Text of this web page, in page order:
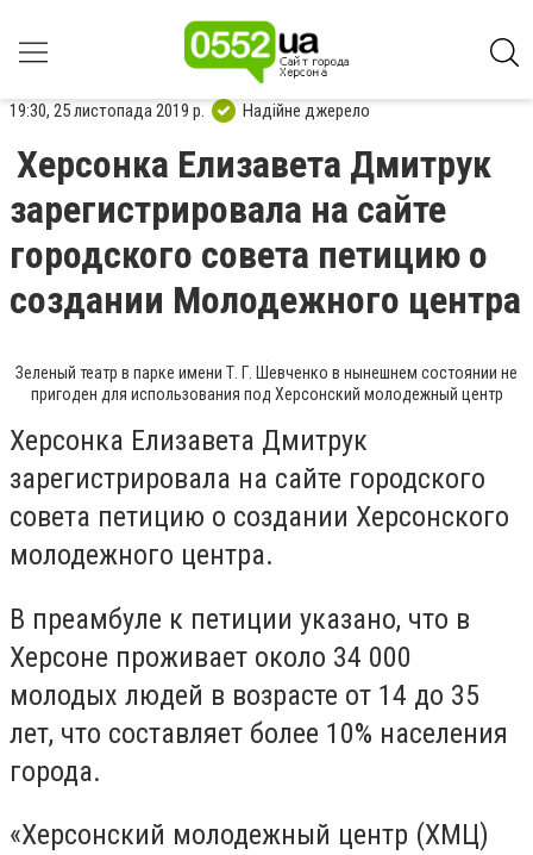
19:30, 25 листопада 2019 р. Надійне джерело
Херсонка Елизавета Дмитрук
зарегистрировала на сайте
городского совета петицию о
создании Молодежного центра
Зеленый театр в парке имени Т. Г. Шевченко в нынешнем состоянии не
пригоден для использования под Херсонский молодежный центр
Херсонка Елизавета Дмитрук
зарегистрировала на сайте городского
совета петицию о создании Херсонского
молодежного центра.
В преамбуле к петиции указано, что в
Херсоне проживает около 34 000
молодых людей в возрасте от 14 до 35
лет, что составляет более 10% населения
города.
«Херсонский молодежный центр (ХМЦ)